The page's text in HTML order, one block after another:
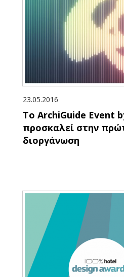
23.05.2016
Το ArchiGuide Event
προσκαλεί στην
διοργάνωση